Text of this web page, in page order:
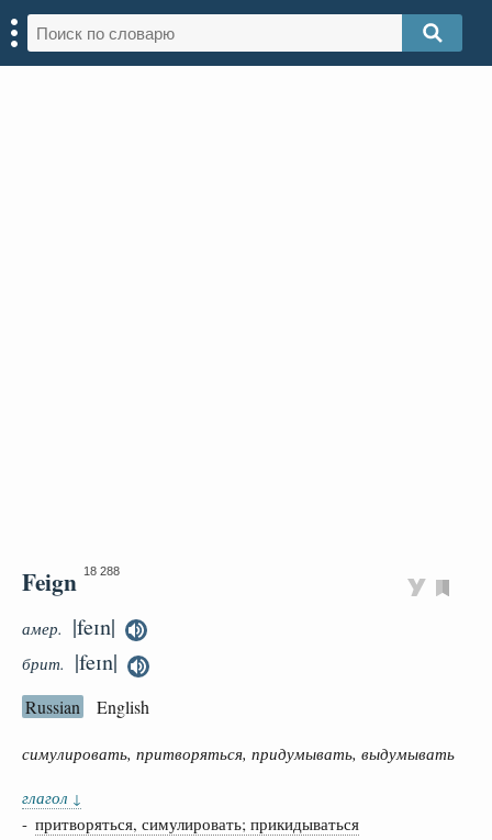
Feign 18 288
амер. |feɪn|
брит. |feɪn|
Russian English
симулировать, притворяться, придумывать, выдумывать
глагол ↓
- притворяться, симулировать; прикидываться